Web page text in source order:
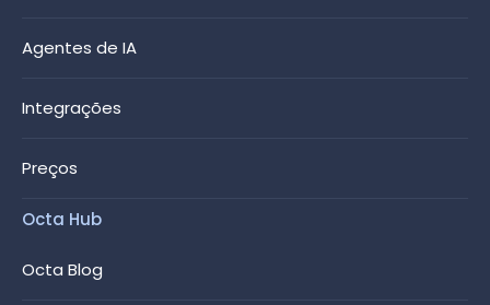
Agentes de IA
Integrações
Preços
Octa Hub
Octa Blog